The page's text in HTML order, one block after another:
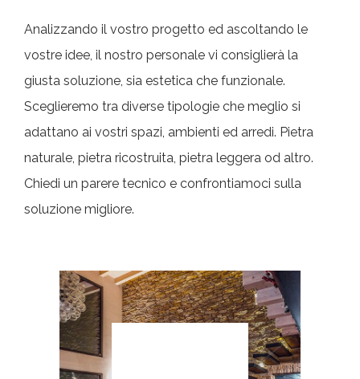
Analizzando il vostro progetto ed ascoltando le
vostre idee, il nostro personale vi consiglierà la
giusta soluzione, sia estetica che funzionale.
Sceglieremo tra diverse tipologie che meglio si
adattano ai vostri spazi, ambienti ed arredi. Pietra
naturale, pietra ricostruita, pietra leggera od altro.
Chiedi un parere tecnico e confrontiamoci sulla
soluzione migliore.